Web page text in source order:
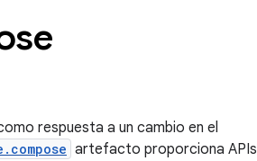
respuesta a un cambio en el
artefacto proporciona APIs